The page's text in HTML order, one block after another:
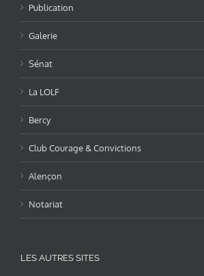
Publication
Galerie
Sénat
La LOLF
Bercy
Club Courage & Convictions
Alençon
Notariat
LES AUTRES SITES